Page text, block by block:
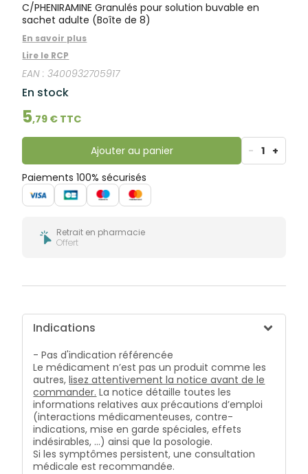
bucco-
dentaire
C/PHENIRAMINE Granulés pour solution buvable en
sachet adulte (Boîte de 8)
En savoir plus
Lire le RCP
EAN :3400932705917
En stock
5,79 € TTC
Ajouter au panier - 1 +
Paiements 100% sécurisés
Retrait en pharmacie
Offert
Indications
- Pas d'indication référencée
Le médicament n’est pas un produit comme les
autres, lisez attentivement la notice avant de le
commander. La notice détaille toutes les
informations relatives aux précautions d’emploi
(interactions médicamenteuses, contre-
indications, mise en garde spéciales, effets
indésirables, …) ainsi que la posologie.
Si les symptômes persistent, une consultation
médicale est recommandée.